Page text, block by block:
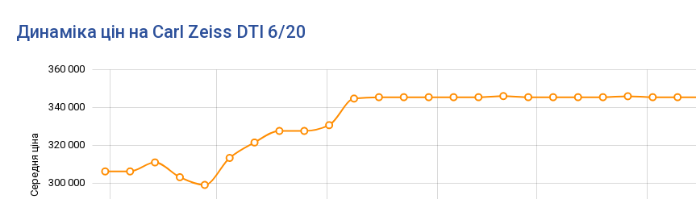
Динаміка цін на Carl Zeiss DTI 6/20
Середня ціна 300 000
320 000
360 000
340 000